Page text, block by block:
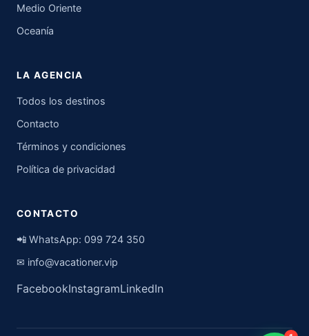
Medio Oriente
Oceanía
LA AGENCIA
Todos los destinos
Contacto
Términos y condiciones
Política de privacidad
CONTACTO
📲 WhatsApp: 099 724 350
✉ info@vacationer.vip
FacebookInstagramLinkedIn